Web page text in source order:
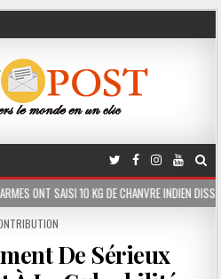
CHANVRE INDIEN DISSIMULÉS DANS LE
De Sérieux